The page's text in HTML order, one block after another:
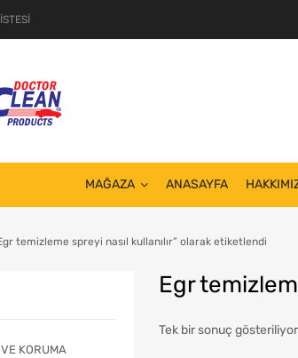
MAĞAZA ANASAYFA
temizleme spreyi nasıl kullanılır” olarak etiketlendi
Egr
Tek bir sonuç gösteriliyor
KORUMA